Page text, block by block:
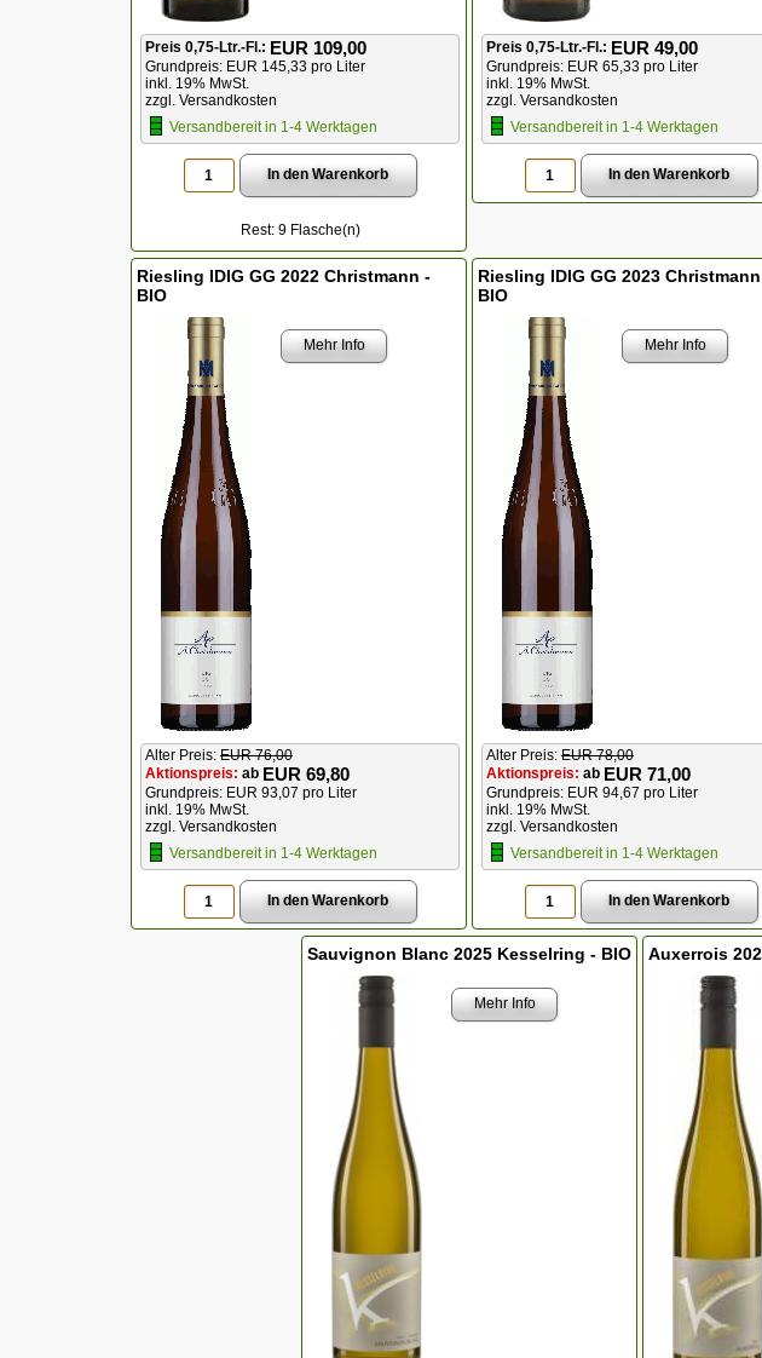
Preis 0,75-Ltr.-Fl.: EUR 109,00
Grundpreis: EUR 145,33 pro Liter
inkl. 19% MwSt.
zzgl. Versandkosten
Versandbereit in 1-4 Werktagen
Rest: 9 Flasche(n)
Preis 0,75-Ltr.-Fl.: EUR 49,00
Grundpreis: EUR 65,33 pro Liter
inkl. 19% MwSt.
zzgl. Versandkosten
Versandbereit in 1-4 Werktagen
Riesling IDIG GG 2022 Christmann -
BIO
Mehr Info
Alter Preis: EUR 76,00
Aktionspreis: ab EUR 69,80
Grundpreis: EUR 93,07 pro Liter
inkl. 19% MwSt.
zzgl. Versandkosten
Versandbereit in 1-4 Werktagen
Riesling IDIG GG 2023
BIO
Mehr Info
Alter Preis: EUR 78,00
Aktionspreis: ab EUR 71,00
Grundpreis: EUR 94,67 pro Liter
inkl. 19% MwSt.
zzgl. Versandkosten
Versandbereit in 1-4 Werktagen
Sauvignon Blanc 2025 Kesselring - BIO
Mehr Info
Auxerrois